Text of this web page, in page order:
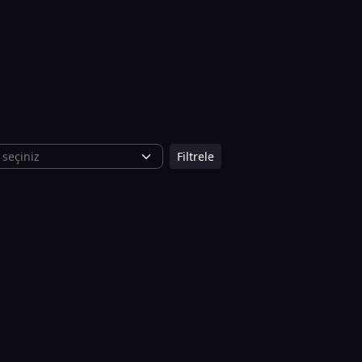
Filtrele